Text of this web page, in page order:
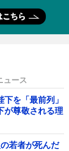
ュース
を「最前列」
尊敬される理
若者が死んだ